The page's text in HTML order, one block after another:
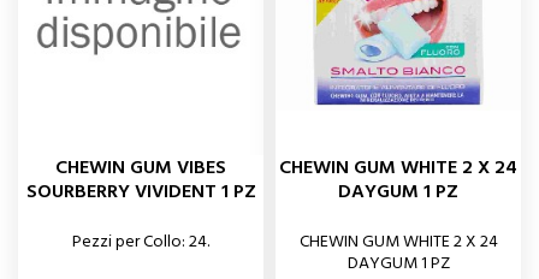
CHEWIN GUM VIBES
SOURBERRY VIVIDENT 1 PZ
Pezzi per Collo: 24.
CHEWIN GUM WHITE 2 X 24
DAYGUM 1 PZ
CHEWIN GUM WHITE 2 X 24
DAYGUM 1 PZ